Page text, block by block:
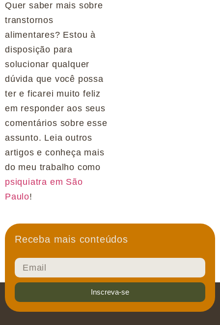
Quer saber mais sobre
transtornos
alimentares? Estou à
disposição para
solucionar qualquer
dúvida que você possa
ter e ficarei muito feliz
em responder aos seus
comentários sobre esse
assunto. Leia outros
artigos e conheça mais
do meu trabalho como
psiquiatra em São
Paulo!
Receba mais conteúdos
Inscreva-se